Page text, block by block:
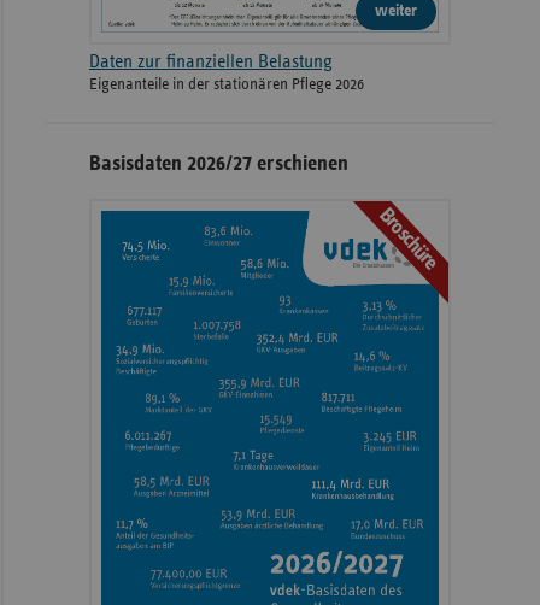
weiter
Daten zur finanziellen Belastung
Eigenanteile in der stationären Pflege 2026
Basisdaten 2026/27 erschienen
Broschüre